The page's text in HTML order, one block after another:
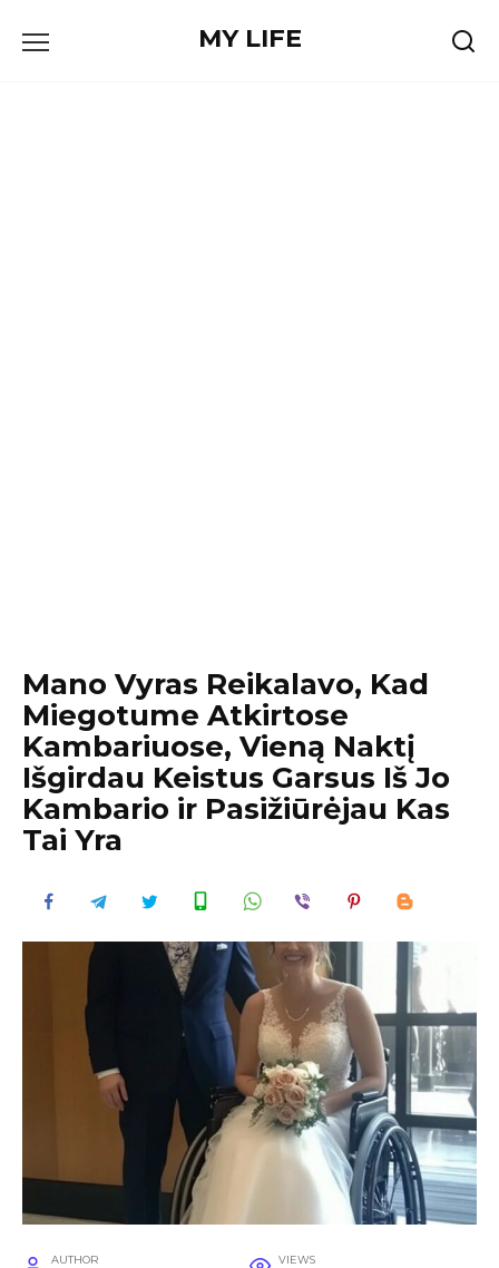
MY LIFE
Mano Vyras Reikalavo, Kad
Miegotume Atkirtose
Kambariuose, Vieną Naktį
Išgirdau Keistus Garsus Iš Jo
Kambario ir Pasižiūrėjau Kas
Tai Yra
AUTHOR VIEWS